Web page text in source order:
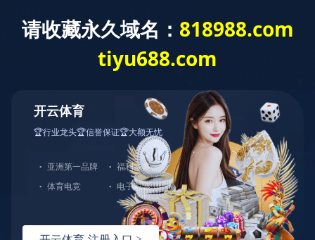
首 页 关于我们 产品展示
产品直通车>>> LED点光源 LED洗墙灯 LED线形灯 LED射灯 LED投光灯